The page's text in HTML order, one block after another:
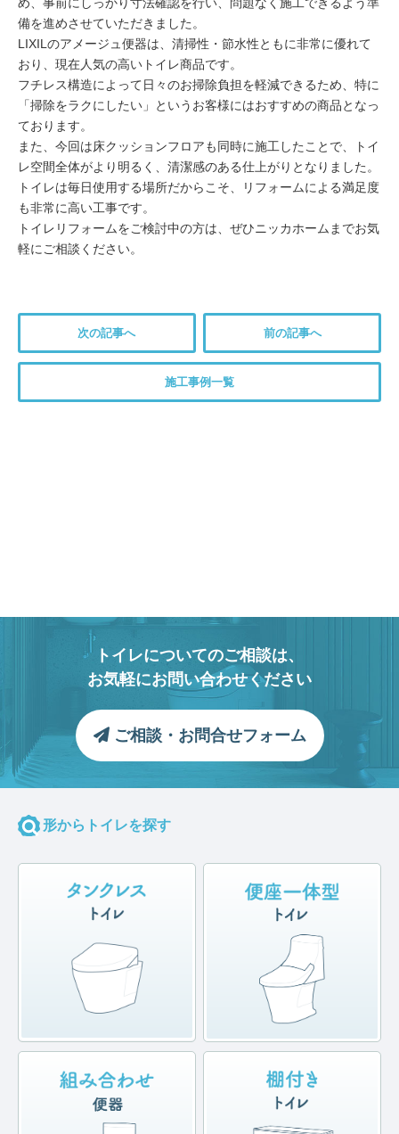
備を進めさせていただきました。
LIXILのアメージュ便器は、清掃性・節水性ともに非常に優れて
おり、現在人気の高いトイレ商品です。
フチレス構造によって日々のお掃除負担を軽減できるため、特に
「掃除をラクにしたい」というお客様にはおすすめの商品となっ
ております。
また、今回は床クッションフロアも同時に施工したことで、トイ
レ空間全体がより明るく、清潔感のある仕上がりとなりました。
トイレは毎日使用する場所だからこそ、リフォームによる満足度
も非常に高い工事です。
トイレリフォームをご検討中の方は、ぜひニッカホームまでお気
軽にご相談ください。
次の記事へ 前の記事へ
施工事例一覧
トイレについてのご相談は、
お気軽にお問い合わせください
ご相談・お問合せフォーム
形からトイレを探す